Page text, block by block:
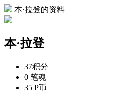
本·拉登的资料
本·拉登
37积分
0 笔魂
35 P币